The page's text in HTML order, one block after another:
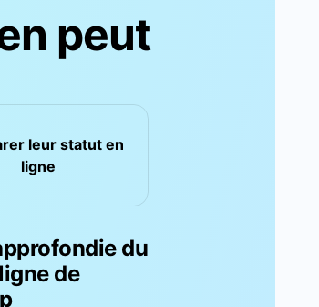
peut
leurstatut en
ligne
du
en